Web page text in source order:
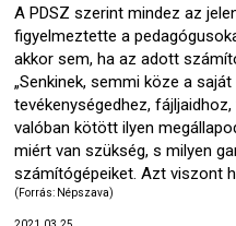
A PDSZ szerint mindez az
figyelmeztette a
akkor sem, ha az adott
„Senkinek, semmi köze a
tevékenységedhez,
valóban kötött ilyen
miért van szükség, s milyen
számítógépeiket. Azt viszont
(Forrás: Népszava)